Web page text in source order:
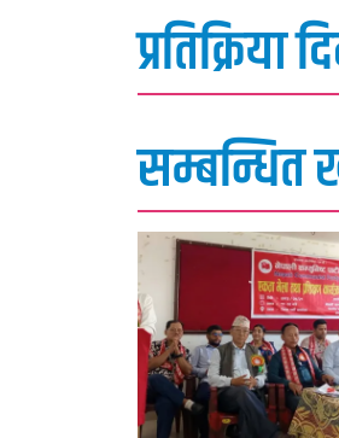
प्रतिक्रिया